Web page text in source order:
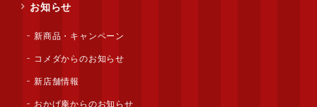
お知らせ
新商品・キャンペーン
コメダからのお知らせ
新店舗情報
おかげ庵からのお知らせ